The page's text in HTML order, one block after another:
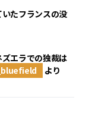
たフランスの没
エラでの独裁は
より